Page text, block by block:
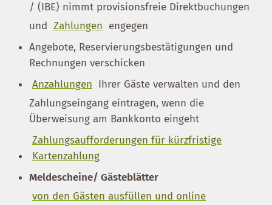
/ (IBE) nimmt provisionsfreie Direktbuchungen
und Zahlungen engegen
Angebote, Reservierungsbestätigungen und
Rechnungen verschicken
Anzahlungen Ihrer Gäste verwalten und den
Zahlungseingang eintragen, wenn die
Überweisung am Bankkonto eingeht
Zahlungsaufforderungen für kürzfristige
Kartenzahlung
Meldescheine/ Gästeblätter
von den Gästen ausfüllen und online